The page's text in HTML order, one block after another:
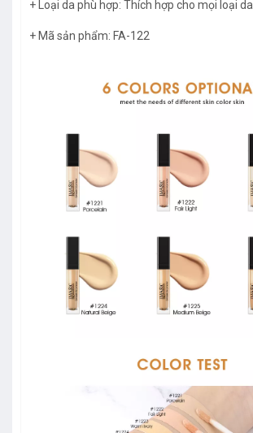
+ Loại da phù hợp: Thích hợp cho mọi loại da
+ Mã sản phẩm: FA-122